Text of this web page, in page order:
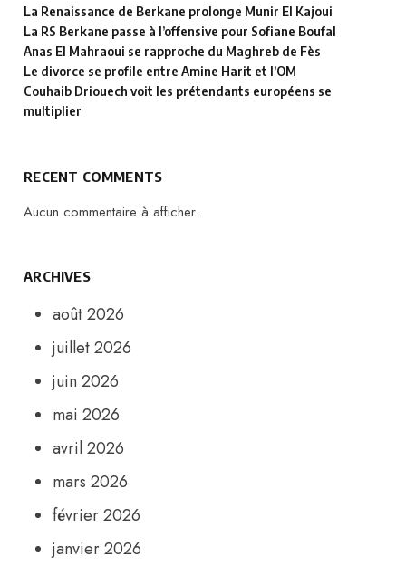
La Renaissance de Berkane prolonge Munir El Kajoui
La RS Berkane passe à l’offensive pour Sofiane Boufal
Anas El Mahraoui se rapproche du Maghreb de Fès
Le divorce se profile entre Amine Harit et l’OM
Couhaib Driouech voit les prétendants européens se
multiplier
RECENT COMMENTS
Aucun commentaire à afficher.
ARCHIVES
août 2026
juillet 2026
juin 2026
mai 2026
avril 2026
mars 2026
février 2026
janvier 2026